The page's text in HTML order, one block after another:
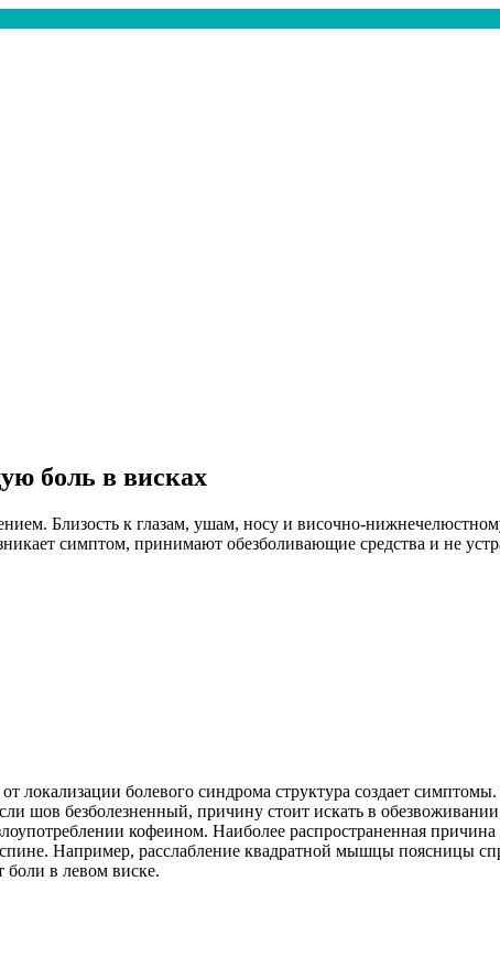
боль в висках
Близость к глазам, ушам, носу и височно-
симптом, принимают обезболивающие средства и не
локализации болевого синдрома структура создает
шов безболезненный, причину стоит искать в
кофеином. Наиболее распространенная
Например, расслабление квадратной мышцы поясницы
в левом виске.